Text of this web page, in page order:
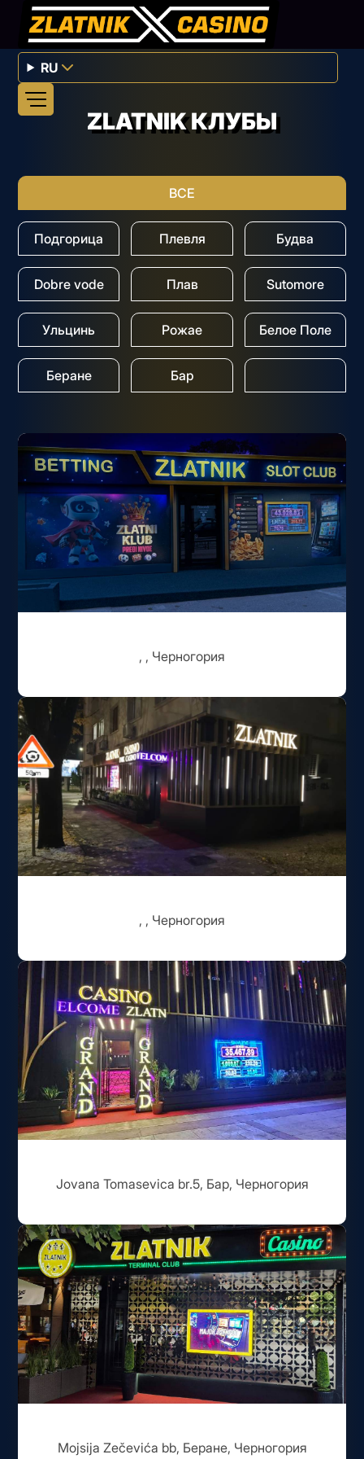
RU
ZLATNIK КЛУБЫ
ВСЕ
Подгорица Плевля Будва
Dobre vode Плав Sutomore
Ульцинь Рожае Белое Поле
Беране Бар
, , Черногория
, , Черногория
Jovana Tomasevica br.5, Бар, Черногория
Mojsija Zečevića bb, Беране, Черногория